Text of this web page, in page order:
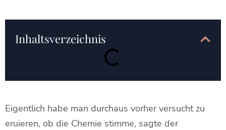
Inhaltsverzeichnis
Eigentlich habe man durchaus vorher versucht zu
eruieren, ob die Chemie stimme, sagte der